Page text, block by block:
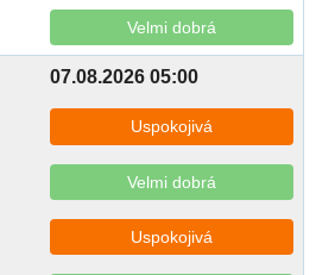
Velmi dobrá
07.08.2026 05:00
Uspokojivá
Velmi dobrá
Uspokojivá